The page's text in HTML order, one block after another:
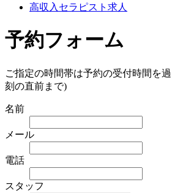
高収入セラピスト求人
予約フォーム
ご指定の時間帯は予約の受付時間を
刻の直前まで)
名前
メール
電話
スタッフ